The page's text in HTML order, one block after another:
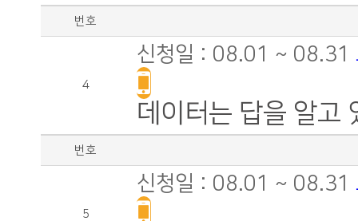
번호
4
신청일 : 08.01 ~ 08.31
데이터는 답을 알고
번호
5
신청일 : 08.01 ~ 08.31